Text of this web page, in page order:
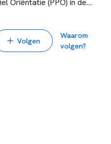
Oriëntatie (PPO) in de
leerlingen te begeleiden
en maatwerk hand in
en haar beroepen.
Volgen
Waarom
volgen?